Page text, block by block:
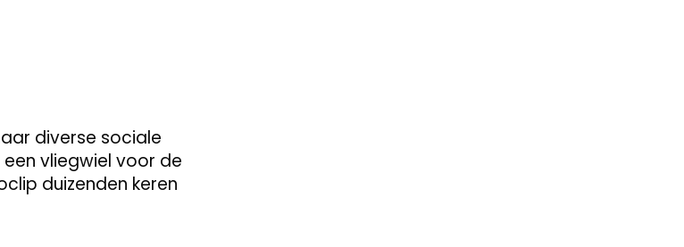
diverse sociale
vliegwiel voor de
duizenden keren